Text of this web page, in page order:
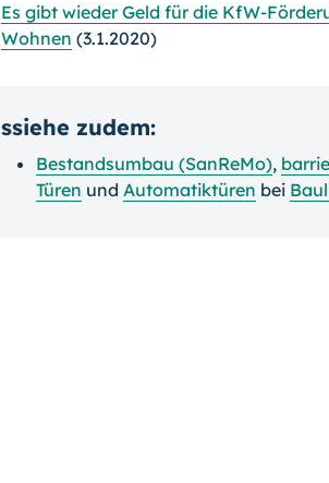
Es gibt wieder Geld für die KfW-
Wohnen (3.1.2020)
ssiehe zudem:
Bestandsumbau (SanReMo),
Türen und Automatiktüren bei